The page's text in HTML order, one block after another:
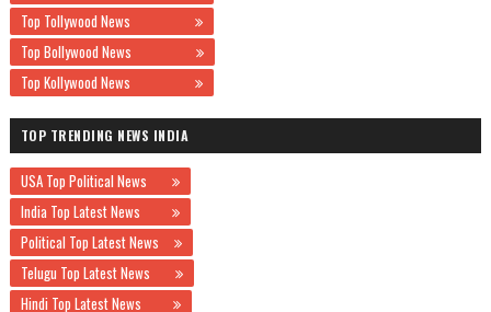
Top Tollywood News
Top Bollywood News
Top Kollywood News
TOP TRENDING NEWS INDIA
USA Top Political News
India Top Latest News
Political Top Latest News
Telugu Top Latest News
Hindi Top Latest News